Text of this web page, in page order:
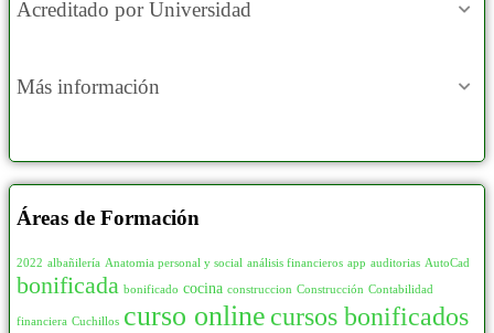
Acreditado por Universidad
Más información
Áreas de Formación
2022 albañilería Anatomia personal y social análisis financieros app auditorias AutoCad
bonificada bonificado cocina construccion Construcción Contabilidad
financiera Cuchillos curso online cursos bonificados